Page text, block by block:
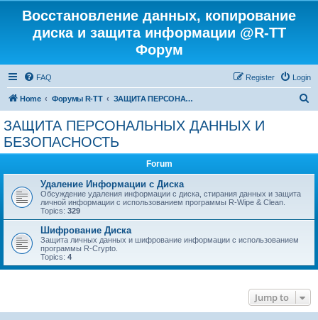
Восстановление данных, копирование
диска и защита информации @R-TT
Форум
FAQ Login
Register
Home Форумы R-TT ЗАЩИТА ПЕРСОНАЛЬНЫХ ДАННЫХ И БЕЗОПАСНОСТЬ
ЗАЩИТА ПЕРСОНАЛЬНЫХ ДАННЫХ И
БЕЗОПАСНОСТЬ
Forum
Удаление Информации с Диска
Обсуждение удаления информации с диска, стирания данных и защита
личной информации с использованием программы R-Wipe & Clean.
Topics: 329
Шифрование Диска
Защита личных данных и шифрование информации с использованием
программы R-Crypto.
Topics: 4
Jump to